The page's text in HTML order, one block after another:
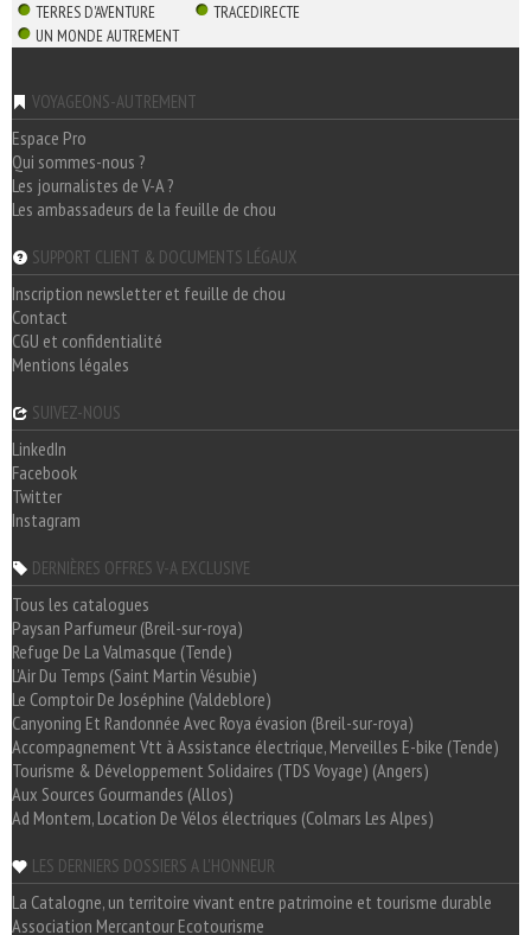
TERRES D'AVENTURE
TRACEDIRECTE
UN MONDE AUTREMENT
VOYAGEONS-AUTREMENT
Espace Pro
Qui sommes-nous ?
Les journalistes de V-A ?
Les ambassadeurs de la feuille de chou
SUPPORT CLIENT & DOCUMENTS LÉGAUX
Inscription newsletter et feuille de chou
Contact
CGU et confidentialité
Mentions légales
SUIVEZ-NOUS
LinkedIn
Facebook
Twitter
Instagram
DERNIÈRES OFFRES V-A EXCLUSIVE
Tous les catalogues
Paysan Parfumeur (Breil-sur-roya)
Refuge De La Valmasque (Tende)
L'Air Du Temps (Saint Martin Vésubie)
Le Comptoir De Joséphine (Valdeblore)
Canyoning Et Randonnée Avec Roya évasion (Breil-sur-roya)
Accompagnement Vtt à Assistance électrique, Merveilles E-bike (Tende)
Tourisme & Développement Solidaires (TDS Voyage) (Angers)
Aux Sources Gourmandes (Allos)
Ad Montem, Location De Vélos électriques (Colmars Les Alpes)
LES DERNIERS DOSSIERS A L'HONNEUR
La Catalogne, un territoire vivant entre patrimoine et tourisme durable
Association Mercantour Ecotourisme